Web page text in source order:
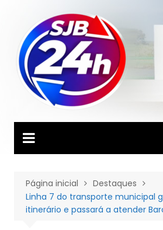
conteúdo
Página inicial
Destaques
Linha 7 do transporte municipal
itinerário e passará a atender